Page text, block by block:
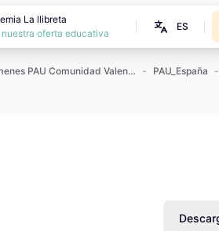
La llibreta
nuestra oferta educativa
ES
Exámenes PAU Comunidad Valenciana PAU_España